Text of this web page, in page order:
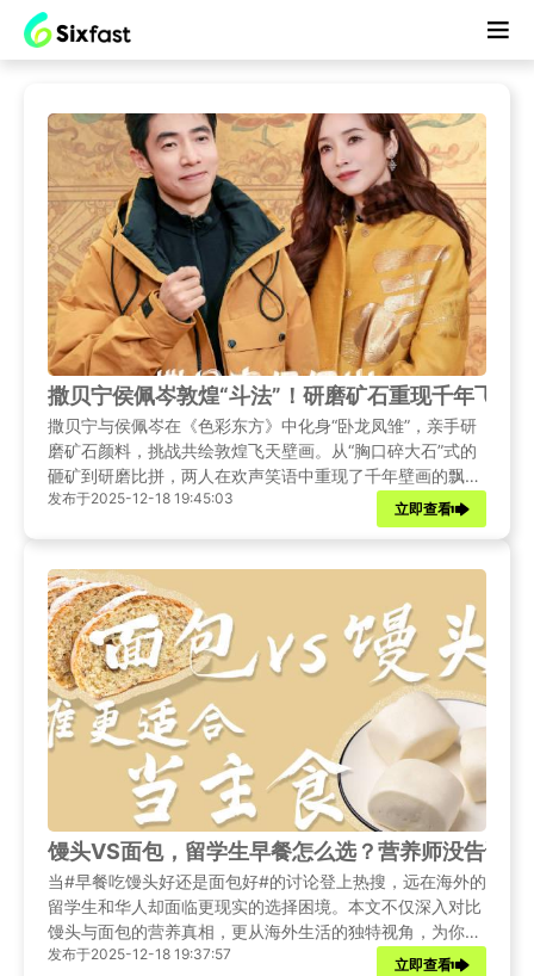
撒贝宁侯佩岑敦煌“斗法”！研磨矿石重现千年飞天
撒贝宁与侯佩岑在《色彩东方》中化身“卧龙凤雏”，亲手研
磨矿石颜料，挑战共绘敦煌飞天壁画。从“胸口碎大石”式的
砸矿到研磨比拼，两人在欢声笑语中重现了千年壁画的飘逸
神韵，让古老的非遗色彩在现代焕发新生。
发布于2025-12-18 19:45:03
立即查看
馒头VS面包，留学生早餐怎么选？营养师没告诉
当#早餐吃馒头好还是面包好#的讨论登上热搜，远在海外的
留学生和华人却面临更现实的选择困境。本文不仅深入对比
馒头与面包的营养真相，更从海外生活的独特视角，为你剖
析如何因地制宜，做出最适合自己的健康选择。
发布于2025-12-18 19:37:57
立即查看